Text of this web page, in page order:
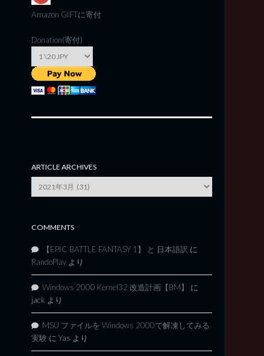
Amazon GIFTに寄付
Donation(寄付)
ARTICLE ARCHIVES
Archives
COMMENTS
【EPIC BATTLE FANTASY 1】 と 日本語訳 に
RandoPlay より
Windows 2000 Kernel32 改造計画【BM】
に
jack より
MSU ファイルを Windows 2000で解凍してみる
実験 に Yas より